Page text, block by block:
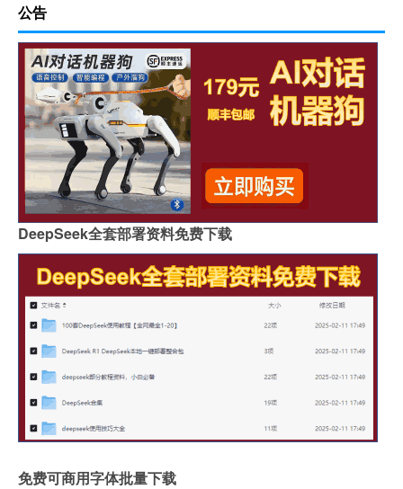
公告
DeepSeek全套部署资料免费下载
免费可商用字体批量下载